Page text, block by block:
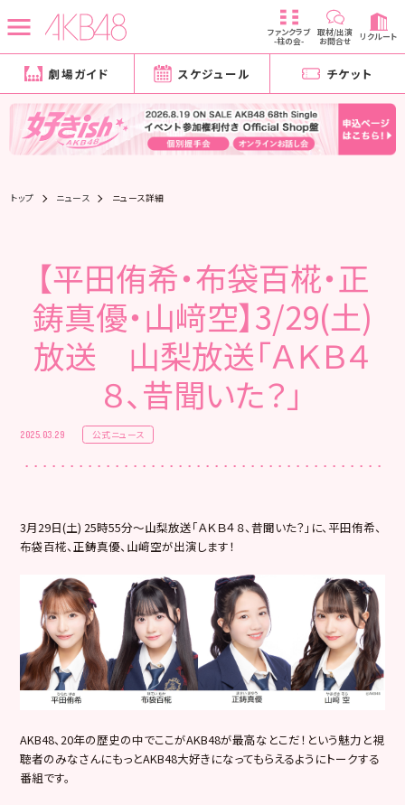
ファンクラブ
-柱の会-
取材/出演
お問合せ リクルート
劇場ガイド スケジュール チケット
トップ ニュース ニュース詳細
【平田侑希・布袋百椛・正
鋳真優・山﨑空】3/29(土)
放送 山梨放送「ＡＫＢ４
８、昔聞いた？」
2025.03.29 公式ニュース
3月29日(土) 25時55分〜山梨放送「ＡＫＢ４８、昔聞いた？」に、平田侑希、
布袋百椛、正鋳真優、山﨑空が出演します！
AKB48、20年の歴史の中でここがAKB48が最高なとこだ！という魅力と視
聴者のみなさんにもっとAKB48大好きになってもらえるようにトークする
番組です。